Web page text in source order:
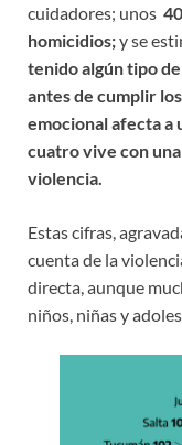
cuidadores; unos
homicidios;y se
tenido algún tipo
antes de cumplir
emocional afecta a
cuatro vive con
violencia.
Estas cifras,
cuenta de la
directa, aunque
niños, niñas y